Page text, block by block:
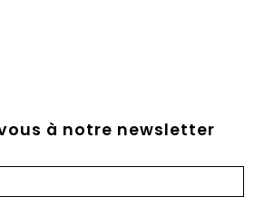
à notre newsletter